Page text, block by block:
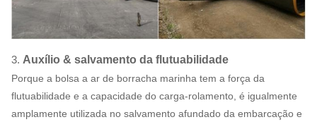
3. Auxílio & salvamento da flutuabilidade
Porque a bolsa a ar de borracha marinha tem a força da
flutuabilidade e a capacidade do carga-rolamento, é igualmente
amplamente utilizada no salvamento afundado da embarcação e